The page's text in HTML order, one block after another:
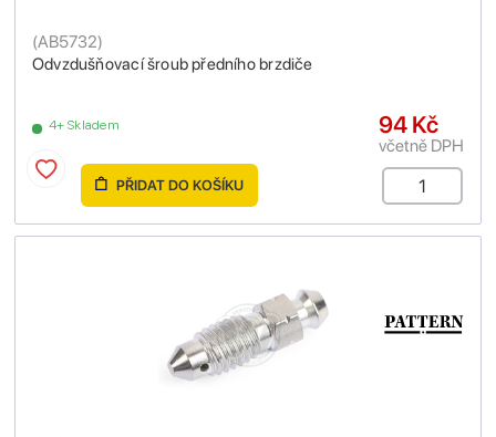
Odvzdušňovací šroub předního brzdiče
(AB5732)
4+ Skladem 94 Kč
včetně DPH
PŘIDAT DO KOŠÍKU